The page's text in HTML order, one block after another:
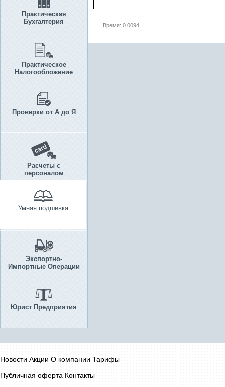
Практическая
Бухгалтерия
Практическое
Налогообложение
Проверки от А до Я
Расчеты с
персоналом
Умная подшивка
Экспортно-
Импортные Операции
Юрист Предприятия
Время: 0.0094
Новости Акции О компании Тарифы
Публичная оферта Контакты